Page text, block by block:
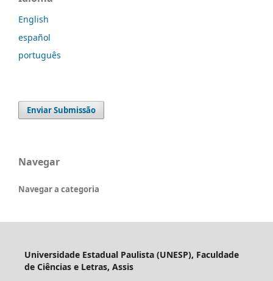
English
español
português
Enviar Submissão
Navegar
Navegar a categoria
Universidade Estadual Paulista (UNESP), Faculdade
de Ciências e Letras, Assis